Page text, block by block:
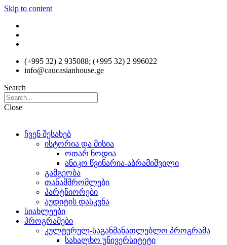
Skip to content
(+995 32) 2 935088; (+995 32) 2 996022
info@caucasianhouse.ge
Search
Close
ჩვენ შესახებ
ისტორია და მისია
ოთარ ნოდია
ანიკო წვინარია-აბრამიშვილი
გამგეობა
თანამშრომლები
პარტნიორები
აუდიტის დასკვნა
სიახლეები
პროგრამები
კულტურულ-საგანმანათლებლო პროგრამა
სახალხო უნივერსიტეტი